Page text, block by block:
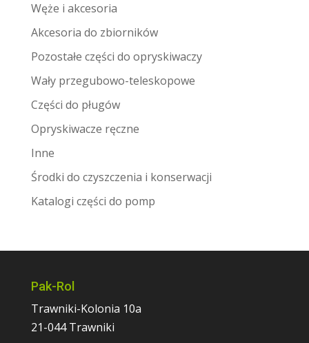
Węże i akcesoria
Akcesoria do zbiorników
Pozostałe części do opryskiwaczy
Wały przegubowo-teleskopowe
Części do pługów
Opryskiwacze ręczne
Inne
Środki do czyszczenia i konserwacji
Katalogi części do pomp
Pak-Rol
Trawniki-Kolonia 10a
21-044 Trawniki